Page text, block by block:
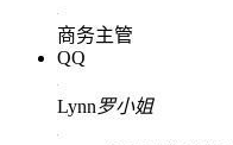
商务主管
QQ
Lynn罗小姐